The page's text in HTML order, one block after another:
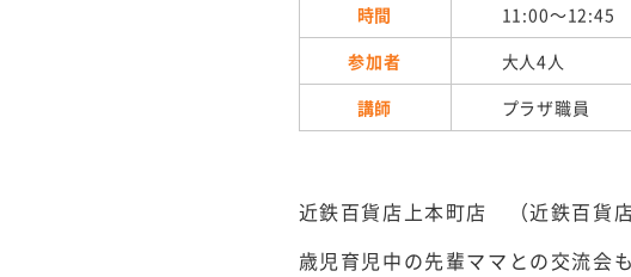
時間
11:00～12:45
参加者
大人4人
講師
プラザ職員
近鉄百貨店上本町店 （近鉄百貨
歳児育児中の先輩ママとの交流会